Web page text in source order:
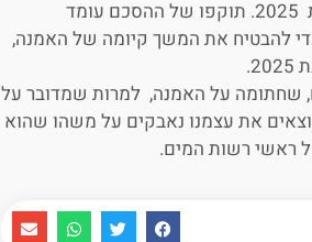
שנים, בעקבות אישור תיקון 27 לחוק המים, וזאת עד לשנת 2025. תוקפו של ההסכם עומד
להבטיח את המשך קיומה של האמנה,
שחתומה על האמנה, למרות שמדובר על
את עצמנו נאבקים על משהו שהוא
ראשי רשות המים.